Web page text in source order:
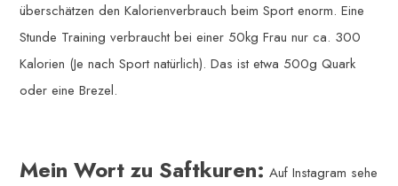
überschätzen den Kalorienverbrauch beim Sport enorm. Eine
Stunde Training verbraucht bei einer 50kg Frau nur ca. 300
Kalorien (Je nach Sport natürlich). Das ist etwa 500g Quark
oder eine Brezel.
Mein Wort zu Saftkuren: Auf Instagram sehe